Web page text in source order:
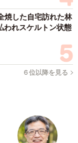
焼した自宅訪れた林
れスケルトン状態
６位以降を見る